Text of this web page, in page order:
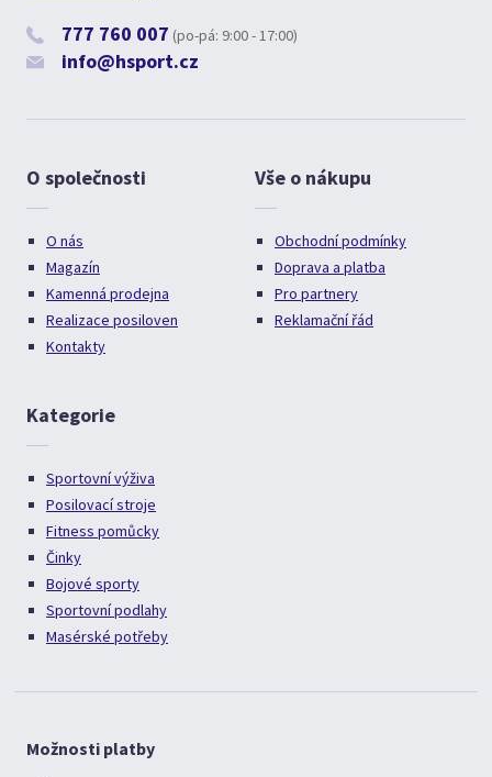
777 760 007 (po-pá: 9:00 - 17:00)
info@hsport.cz
O společnosti
O nás
Magazín
Kamenná prodejna
Realizace posiloven
Kontakty
Vše o nákupu
Obchodní podmínky
Doprava a platba
Pro partnery
Reklamační řád
Kategorie
Sportovní výživa
Posilovací stroje
Fitness pomůcky
Činky
Bojové sporty
Sportovní podlahy
Masérské potřeby
Možnosti platby